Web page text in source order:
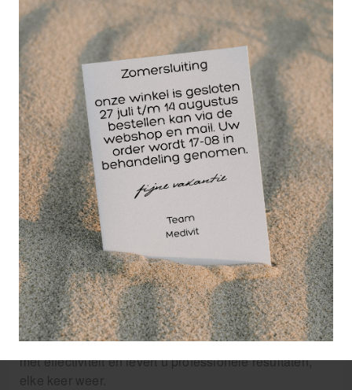
voetproblemen. Producten zoals gespecialiseerde
crèmes, zalven, peelingproducten en sprays helpen bij
hardnekkige eeltplekken, kloven, schimmels of droge
en gebarsten hielen. Het doel is hier vooral het
bevorderen van de gezondheid van de voeten en het
verlichten van klachten, zodat cliënten zich
comfortabel en gezond voelen.
Welke producten zou u kiezen om uw cliënten echt
verlichting te bieden? Het doel is het bevorderen van
de gezondheid van de voeten en het verlichten van
klachten, zodat cliënten zich comfortabel en gezond
voelen.
Wist u dat een crème tegen eelt niet hetzelfde werkt
als een verzorgende balsem voor de zachte huid?
Door te kiezen voor de juiste cosmetische
voetverzorgingsproducten of medische voetverzorging,
kunt u uw behandelingen afstemmen op de specifieke
behoeften van uw cliënten. Zo combineert u comfort
met effectiviteit en levert u professionele resultaten,
elke keer weer.